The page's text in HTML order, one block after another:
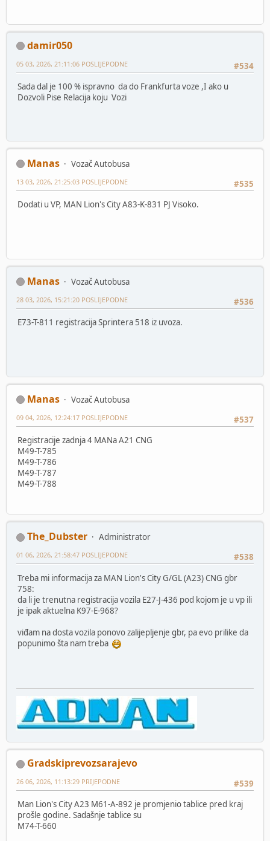
damir050
#534
05 03, 2026, 21:11:06 POSLIJEPODNE
Sada dal je 100 % ispravno da do Frankfurta voze ,I ako u
Dozvoli Pise Relacija koju Vozi
Manas
Vozač Autobusa
#535
13 03, 2026, 21:25:03 POSLIJEPODNE
Dodati u VP, MAN Lion's City A83-K-831 PJ Visoko.
Manas
Vozač Autobusa
#536
28 03, 2026, 15:21:20 POSLIJEPODNE
E73-T-811 registracija Sprintera 518 iz uvoza.
Manas
Vozač Autobusa
#537
09 04, 2026, 12:24:17 POSLIJEPODNE
Registracije zadnja 4 MANa A21 CNG
M49-T-785
M49-T-786
M49-T-787
M49-T-788
The_Dubster
Administrator
#538
01 06, 2026, 21:58:47 POSLIJEPODNE
Treba mi informacija za MAN Lion's City G/GL (A23) CNG gbr
758:
da li je trenutna registracija vozila E27-J-436 pod kojom je u vp ili
je ipak aktuelna K97-E-968?
viđam na dosta vozila ponovo zalijepljenje gbr, pa evo prilike da
popunimo šta nam treba
Gradskiprevozsarajevo
#539
26 06, 2026, 11:13:29 PRIJEPODNE
Man Lion's City A23 M61-A-892 je promjenio tablice pred kraj
prošle godine. Sadašnje tablice su
M74-T-660